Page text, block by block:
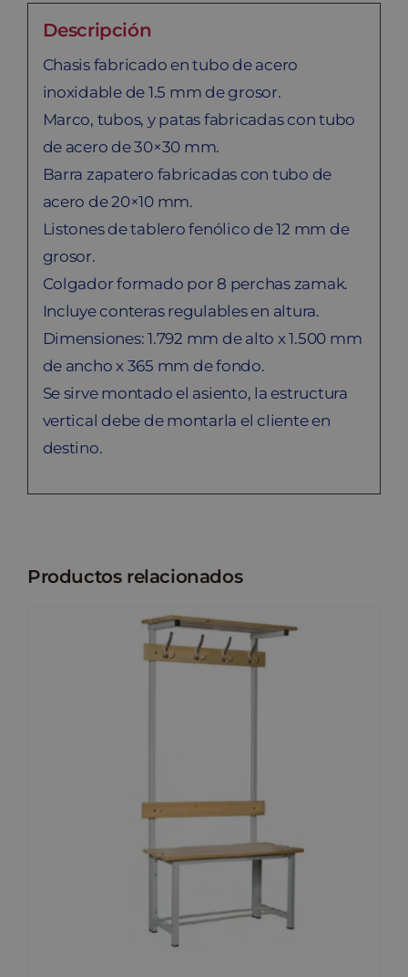
Descripción
Chasis fabricado en tubo de acero
inoxidable de 1.5 mm de grosor.
Marco, tubos, y patas fabricadas con tubo
de acero de 30×30 mm.
Barra zapatero fabricadas con tubo de
acero de 20×10 mm.
Listones de tablero fenólico de 12 mm de
grosor.
Colgador formado por 8 perchas zamak.
Incluye conteras regulables en altura.
Dimensiones: 1.792 mm de alto x 1.500 mm
de ancho x 365 mm de fondo.
Se sirve montado el asiento, la estructura
vertical debe de montarla el cliente en
destino.
Productos relacionados